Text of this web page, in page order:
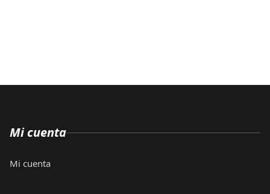
Mi cuenta
Mi cuenta